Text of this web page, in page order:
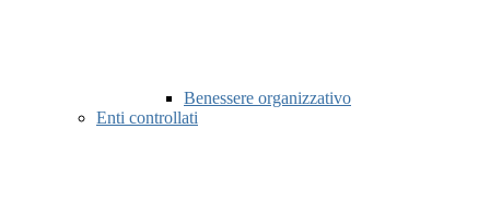
Benessere organizzativo
Enti controllati